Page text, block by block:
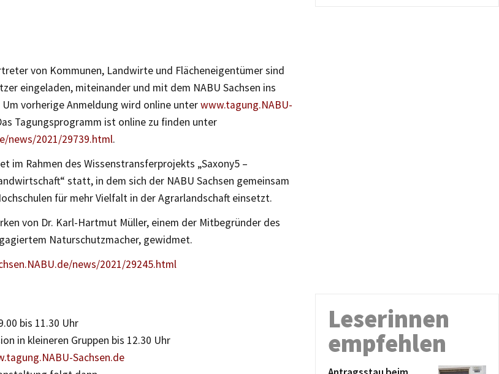
von Kommunen, Landwirte und Flächeneigentümer sind
eingeladen, miteinander und mit dem NABU Sachsen ins
vorherige Anmeldung wird online unterwww.tagung.NABU-
Tagungsprogramm ist online zu finden unter
news/2021/29739.html.
im Rahmen des Wissenstransferprojekts „Saxony5 –
statt, in dem sich der NABU Sachsen gemeinsam
für mehr Vielfalt in der Agrarlandschaft einsetzt.
von Dr. Karl-Hartmut Müller, einem der Mitbegründer des
Naturschutzmacher, gewidmet.
news/2021/29245.html
bis 11.30 Uhr
in kleineren Gruppen bis 12.30 Uhr
Sachsen.de
Leserinnen
empfehlen